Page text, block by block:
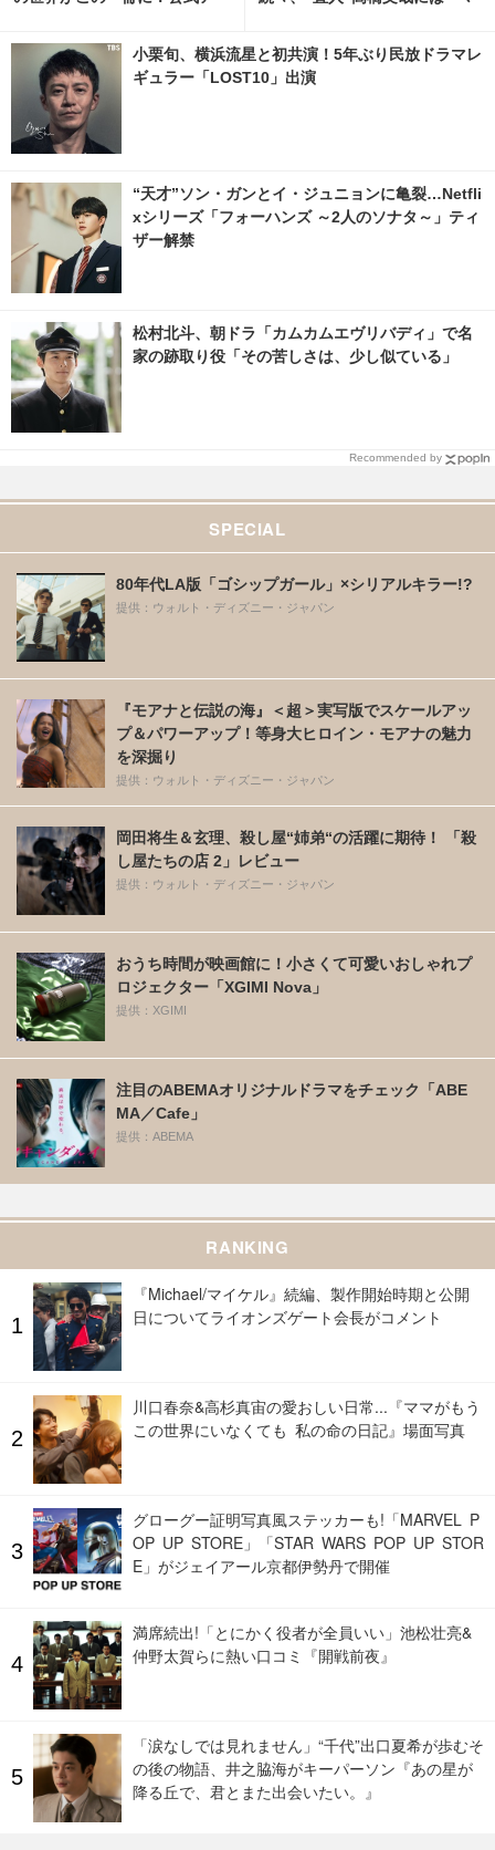
ャツが乾くまで」5話 2枚目の
写真・画像 | cinemacafe.net
小栗旬、横浜流星と初共演！5年ぶり民放ドラマレ
ギュラー「LOST10」出演
“天才”ソン・ガンとイ・ジュニョンに亀裂…Netfli
xシリーズ「フォーハンズ ～2人のソナタ～」ティ
ザー解禁
松村北斗、朝ドラ「カムカムエヴリバディ」で名
家の跡取り役「その苦しさは、少し似ている」
Recommended by
SPECIAL
80年代LA版「ゴシップガール」×シリアルキラー!?
提供：ウォルト・ディズニー・ジャパン
『モアナと伝説の海』＜超＞実写版でスケールアッ
プ＆パワーアップ！等身大ヒロイン・モアナの魅力
を深掘り
提供：ウォルト・ディズニー・ジャパン
岡田将生＆玄理、殺し屋“姉弟“の活躍に期待！ 「殺
し屋たちの店 2」レビュー
提供：ウォルト・ディズニー・ジャパン
おうち時間が映画館に！小さくて可愛いおしゃれプ
ロジェクター「XGIMI Nova」
提供：XGIMI
注目のABEMAオリジナルドラマをチェック「ABE
MA／Cafe」
提供：ABEMA
RANKING
『Michael/マイケル』続編、製作開始時期と公開
日についてライオンズゲート会長がコメント
川口春奈&高杉真宙の愛おしい日常...『ママがもう
この世界にいなくても 私の命の日記』場面写真
グローグー証明写真風ステッカーも!「MARVEL P
OP UP STORE」「STAR WARS POP UP STOR
E」がジェイアール京都伊勢丹で開催
満席続出!「とにかく役者が全員いい」池松壮亮&
仲野太賀らに熱い口コミ『開戦前夜』
「涙なしでは見れません」“千代”出口夏希が歩むそ
の後の物語、井之脇海がキーパーソン『あの星が
降る丘で、君とまた出会いたい。』